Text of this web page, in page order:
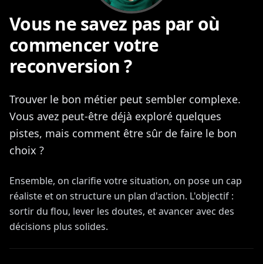
Vous ne savez pas par où
commencer votre
reconversion ?
Trouver le bon métier peut sembler complexe.
Vous avez peut-être déjà exploré quelques
pistes, mais comment être sûr de faire le bon
choix ?
Ensemble, on clarifie votre situation, on pose un cap
réaliste et on structure un plan d'action. L'objectif :
sortir du flou, lever les doutes, et avancer avec des
décisions plus solides.